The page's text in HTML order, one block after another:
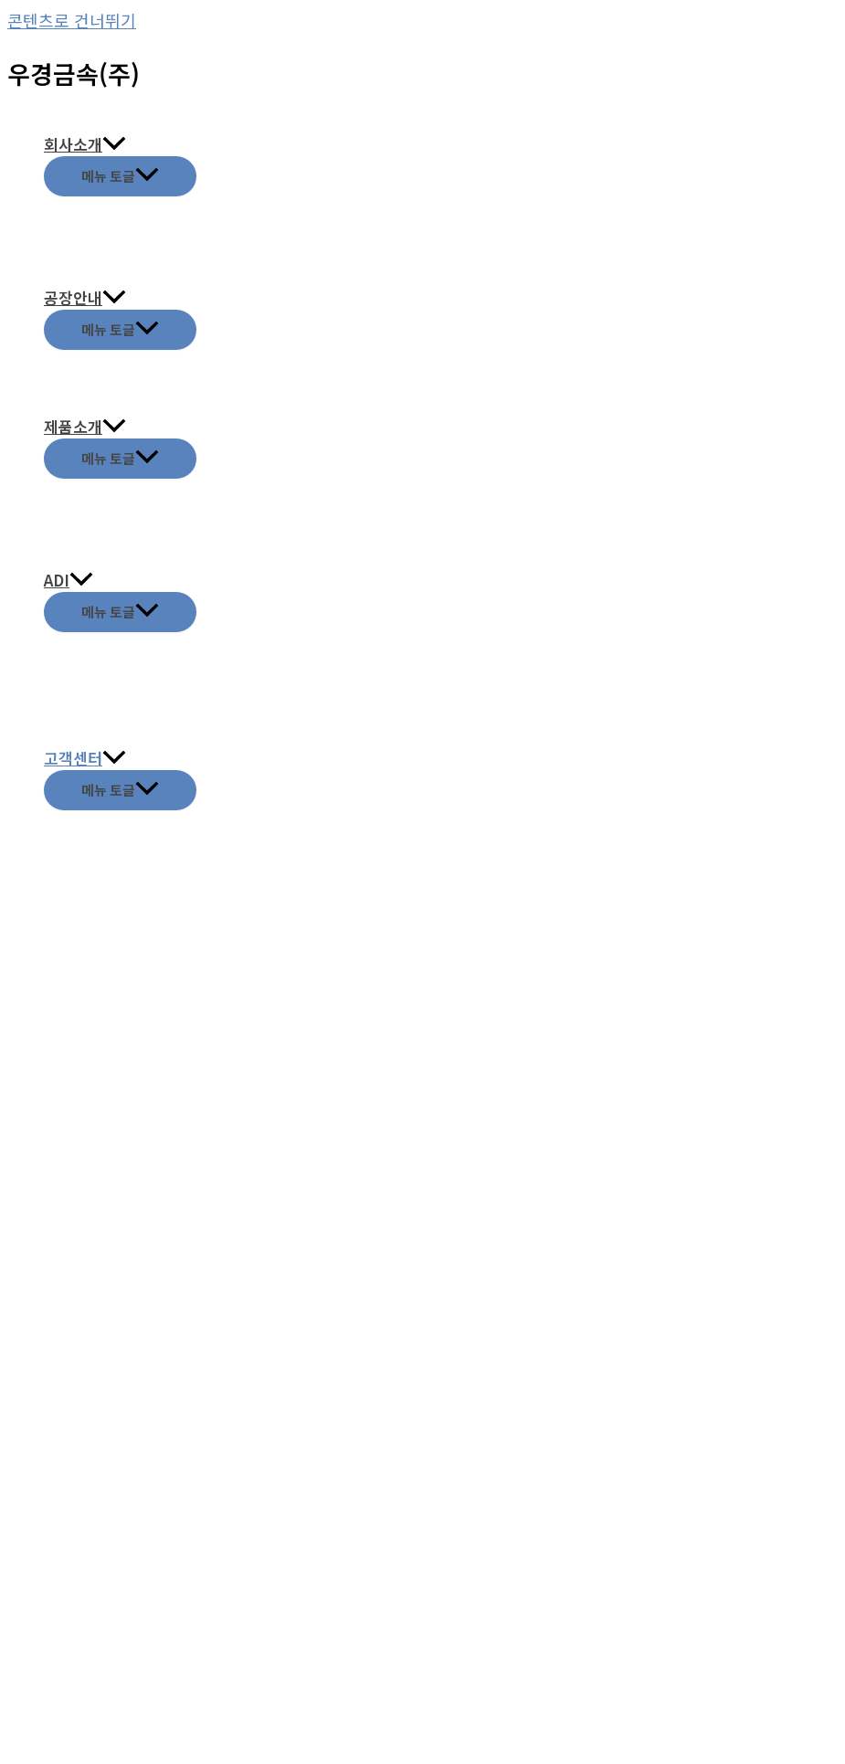
콘텐츠로 건너뛰기
우경금속(주)
회사소개
메뉴 토글
공장안내
메뉴 토글
제품소개
메뉴 토글
ADI
메뉴 토글
고객센터
메뉴 토글